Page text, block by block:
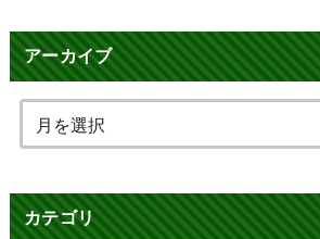
アーカイブ
カテゴリ